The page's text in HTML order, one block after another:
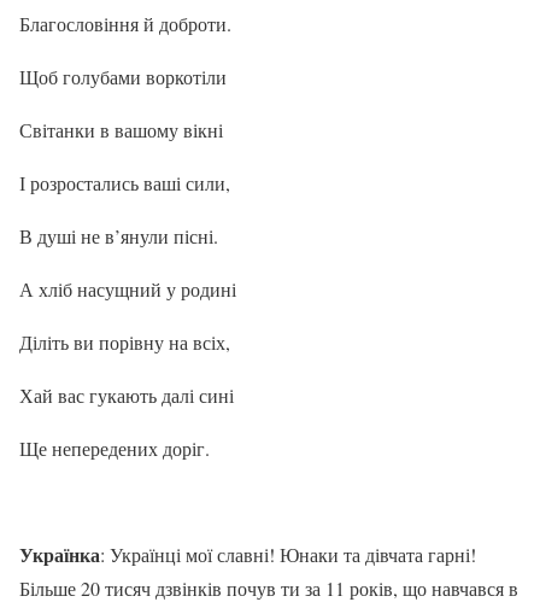
Благословіння й доброти.
Щоб голубами воркотіли
Світанки в вашому вікні
І розростались ваші сили,
В душі не в’янули пісні.
А хліб насущний у родині
Діліть ви порівну на всіх,
Хай вас гукають далі сині
Ще непередених доріг.
Українка: Українці мої славні! Юнаки та дівчата гарні!
Більше 20 тисяч дзвінків почув ти за 11 років, що навчався в